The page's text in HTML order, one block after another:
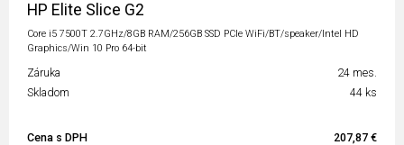
HP Elite Slice G2
Core i5 7500T 2.7GHz/8GB RAM/256GB SSD PCIe WiFi/BT/speaker/Intel HD
Graphics/Win 10 Pro 64-bit
Záruka
24 mes.
Skladom
44 ks
Cena s DPH 207,87 €